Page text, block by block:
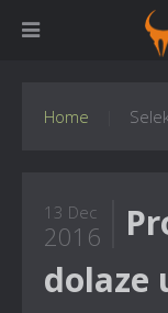
Home
13 Dec
2016
dolaze